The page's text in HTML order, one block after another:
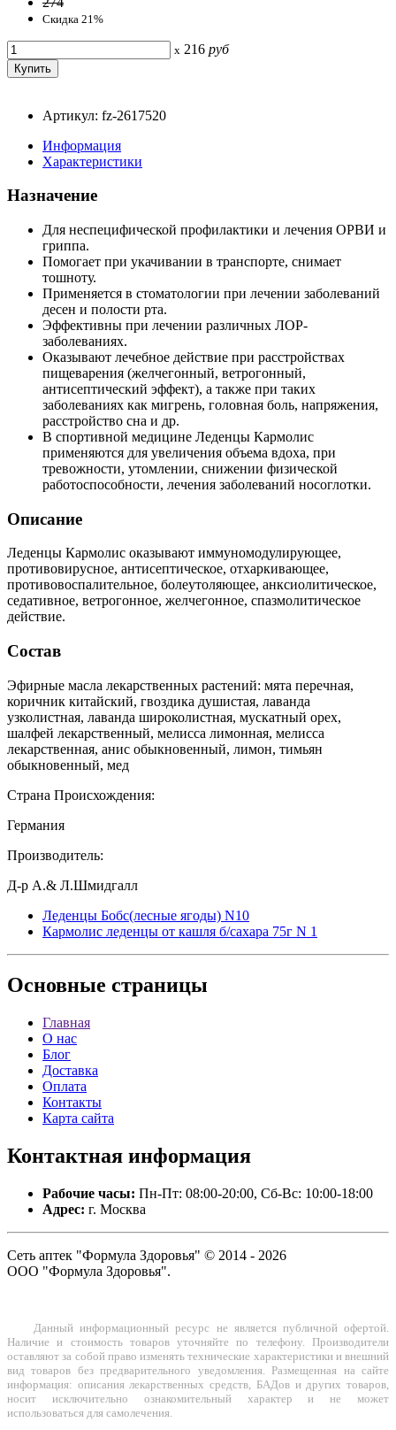
Скидка 21%
x 216 руб
Артикул: fz-2617520
Информация
Характеристики
Назначение
Для неспецифической профилактики и лечения ОРВИ и
гриппа.
Помогает при укачивании в транспорте, снимает
тошноту.
Применяется в стоматологии при лечении заболеваний
десен и полости рта.
Эффективны при лечении различных ЛОР-
заболеваниях.
Оказывают лечебное действие при расстройствах
пищеварения (желчегонный, ветрогонный,
антисептический эффект), а также при таких
заболеваниях как мигрень, головная боль, напряжения,
расстройство сна и др.
В спортивной медицине Леденцы Кармолис
применяются для увеличения объема вдоха, при
тревожности, утомлении, снижении физической
работоспособности, лечения заболеваний носоглотки.
Описание
Леденцы Кармолис оказывают иммуномодулирующее,
противовирусное, антисептическое, отхаркивающее,
противовоспалительное, болеутоляющее, анксиолитическое,
седативное, ветрогонное, желчегонное, спазмолитическое
действие.
Состав
Эфирные масла лекарственных растений: мята перечная,
коричник китайский, гвоздика душистая, лаванда
узколистная, лаванда широколистная, мускатный орех,
шалфей лекарственный, мелисса лимонная, мелисса
лекарственная, анис обыкновенный, лимон, тимьян
обыкновенный, мед
Страна Происхождения:
Германия
Производитель:
Д-р А.& Л.Шмидгалл
Леденцы Бобс(лесные ягоды) N10
Кармолис леденцы от кашля б/сахара 75г N 1
Основные страницы
Главная
О нас
Блог
Доставка
Оплата
Контакты
Карта сайта
Контактная информация
Рабочие часы: Пн-Пт: 08:00-20:00, Сб-Вс: 10:00-18:00
Адрес: г. Москва
Сеть аптек "Формула Здоровья" © 2014 - 2026
ООО "Формула Здоровья".
Данный информационный ресурс не является публичной офертой.
Наличие и стоимость товаров уточняйте по телефону. Производители
оставляют за собой право изменять технические характеристики и внешний
вид товаров без предварительного уведомления. Размещенная на сайте
информация: описания лекарственных средств, БАДов и других товаров,
носит исключительно ознакомительный характер и не может
использоваться для самолечения.